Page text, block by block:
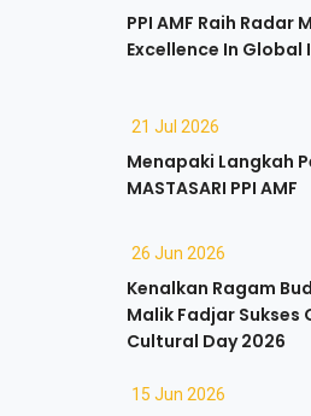
PPI AMF Raih
Excellence In
21 Jul 2026
Menapaki Langkah
MASTASARI PPI AMF
26 Jun 2026
Kenalkan Ragam
Malik Fadjar
Cultural Day 2026
15 Jun 2026